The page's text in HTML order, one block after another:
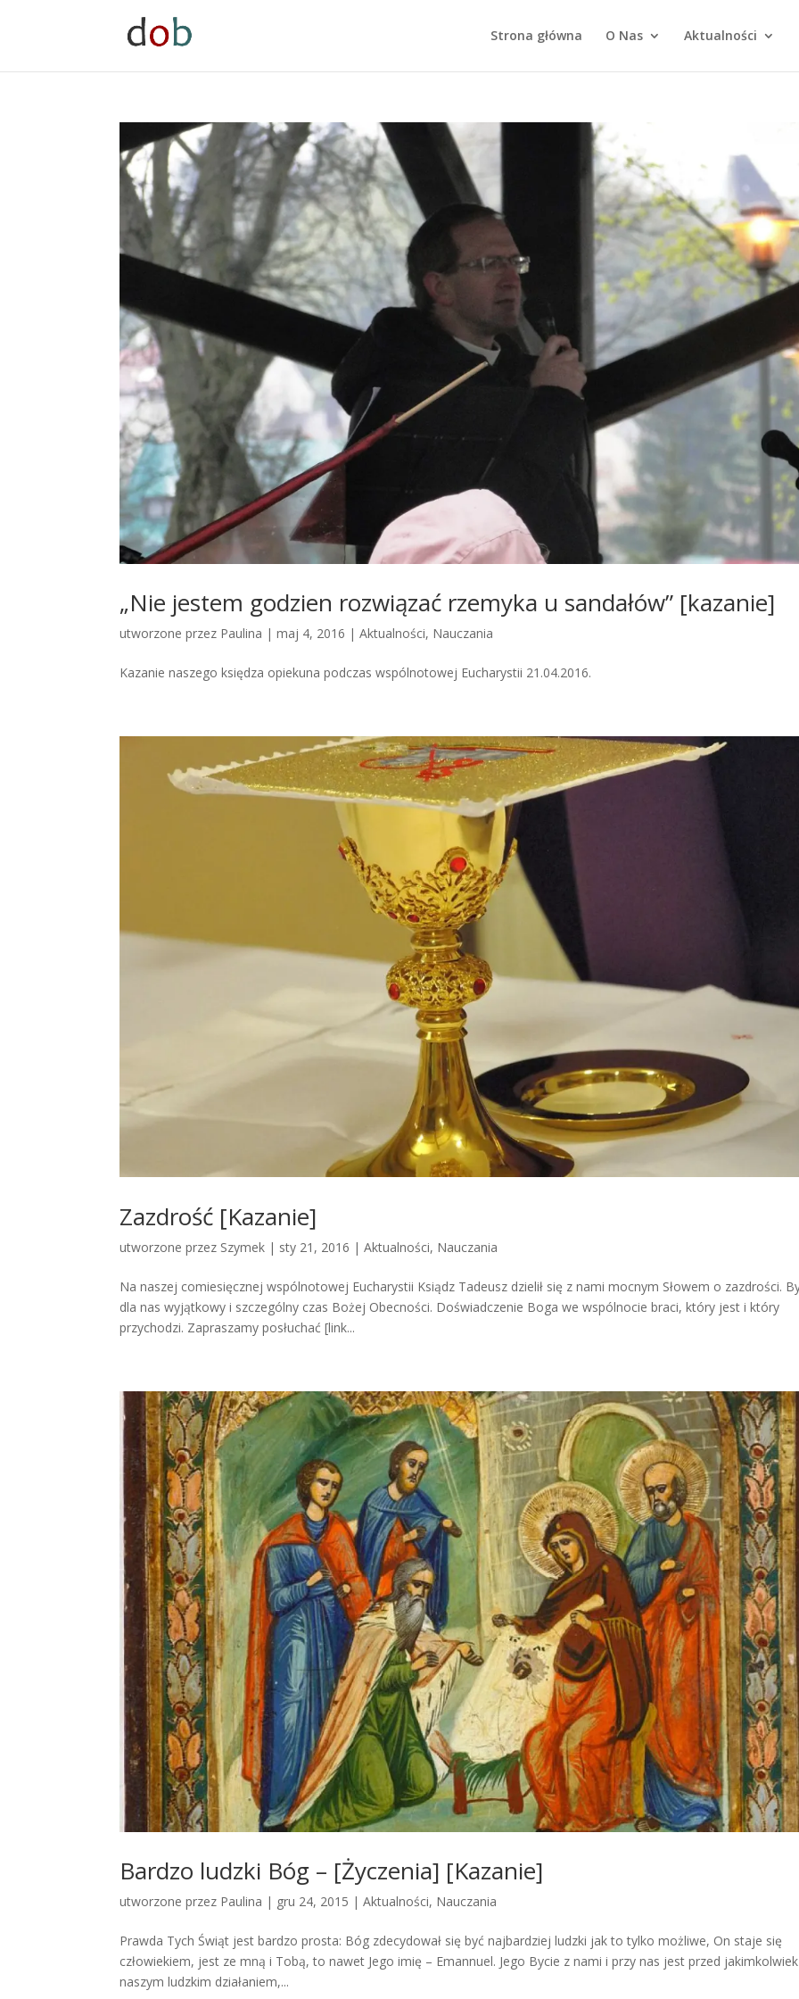
Strona główna O Nas Aktualności
„Nie jestem godzien rozwiązać rzemyka u sandałów” [kazanie]
utworzone przez Paulina |maj 4, 2016 |Aktualności, Nauczania
Kazanie naszego księdza opiekuna podczas wspólnotowej Eucharystii 21.04.2016.
Zazdrość [Kazanie]
utworzone przez Szymek | sty 21, 2016 |Aktualności, Nauczania
Na naszej comiesięcznej wspólnotowej Eucharystii Ksiądz Tadeusz dzielił się z nami mocnym Słowem o zazdrości.
dla nas wyjątkowy i szczególny czas Bożej Obecności. Doświadczenie Boga we wspólnocie braci, który jest i który
przychodzi. Zapraszamy posłuchać [link...
Bardzo ludzki Bóg – [Życzenia] [Kazanie]
utworzone przez Paulina | gru 24, 2015 |Aktualności, Nauczania
Prawda Tych Świąt jest bardzo prosta: Bóg zdecydował się być najbardziej ludzki jak to tylko możliwe, On staje się
człowiekiem, jest ze mną i Tobą, to nawet Jego imię – Emannuel. Jego Bycie z nami i przy nas jest przed jakimkolwiek
naszym ludzkim działaniem,...